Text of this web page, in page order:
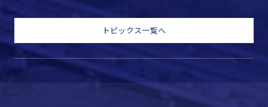
トピックス一覧へ